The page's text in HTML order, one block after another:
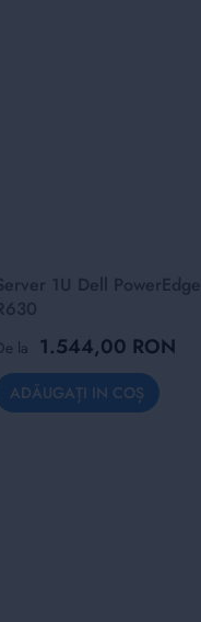
1U Dell PowerEdge
la 1.544,00 RON
ADĂUGAȚI IN COȘ